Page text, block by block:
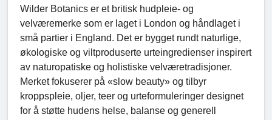
Wilder Botanics er et britisk hudpleie- og
velværemerke som er laget i London og håndlaget i
små partier i England. Det er bygget rundt naturlige,
økologiske og viltproduserte urteingredienser inspirert
av naturopatiske og holistiske velværetradisjoner.
Merket fokuserer på «slow beauty» og tilbyr
kroppspleie, oljer, teer og urteformuleringer designet
for å støtte hudens helse, balanse og generell